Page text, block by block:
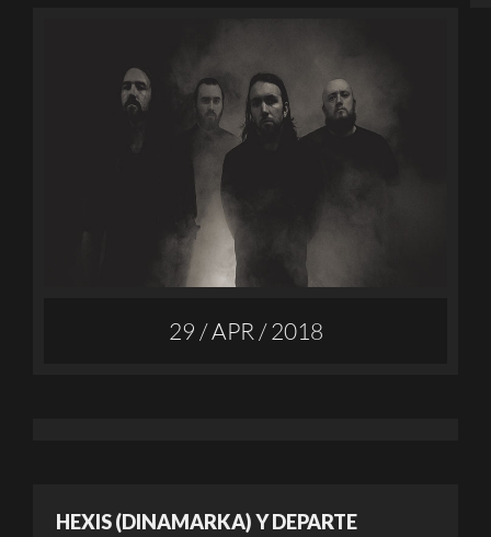
29 / APR / 2018
HEXIS (DINAMARKA) Y DEPARTE